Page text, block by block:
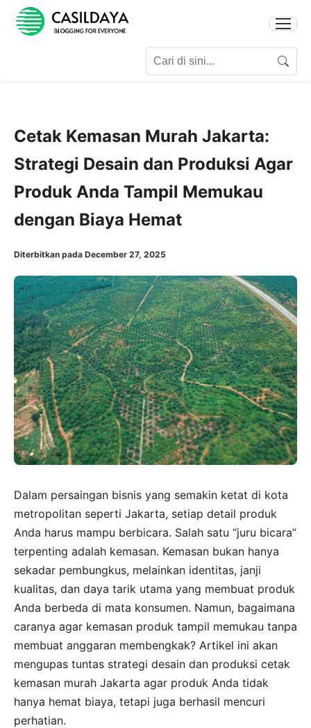
Search
Cetak Kemasan Murah Jakarta:
Strategi Desain dan Produksi Agar
Produk Anda Tampil Memukau
dengan Biaya Hemat
Diterbitkan pada December 27, 2025
Dalam persaingan bisnis yang semakin ketat di kota
metropolitan seperti Jakarta, setiap detail produk
Anda harus mampu berbicara. Salah satu “juru bicara”
terpenting adalah kemasan. Kemasan bukan hanya
sekadar pembungkus, melainkan identitas, janji
kualitas, dan daya tarik utama yang membuat produk
Anda berbeda di mata konsumen. Namun, bagaimana
caranya agar kemasan produk tampil memukau tanpa
membuat anggaran membengkak? Artikel ini akan
mengupas tuntas strategi desain dan produksi cetak
kemasan murah Jakarta agar produk Anda tidak
hanya hemat biaya, tetapi juga berhasil mencuri
perhatian.